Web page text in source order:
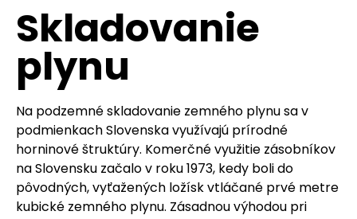
Skladovanie
plynu
Na podzemné skladovanie zemného plynu sa v
podmienkach Slovenska využívajú prírodné
horninové štruktúry. Komerčné využitie zásobníkov
na Slovensku začalo v roku 1973, kedy boli do
pôvodných, vyťažených ložísk vtláčané prvé metre
kubické zemného plynu. Zásadnou výhodou pri